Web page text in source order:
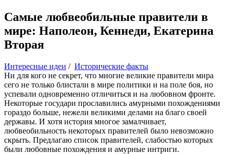
Cамые любвеобильные правители в
мире: Наполеон, Кеннеди, Екатерина
Вторая
Интересные идеи / Исторические факты
Ни для кого не секрет, что многие великие правители мира
сего не только блистали в мире политики и на поле боя, но
успевали одновременно отличиться и на любовном фронте.
Некоторые государи прославились амурными похождениями
гораздо больше, нежели великими делами на благо своей
державы. И хотя история многое замалчивает,
любвеобильность некоторых правителей было невозможно
скрыть. Предлагаю список правителей, слабостью которых
были любовные похождения и амурные интриги.